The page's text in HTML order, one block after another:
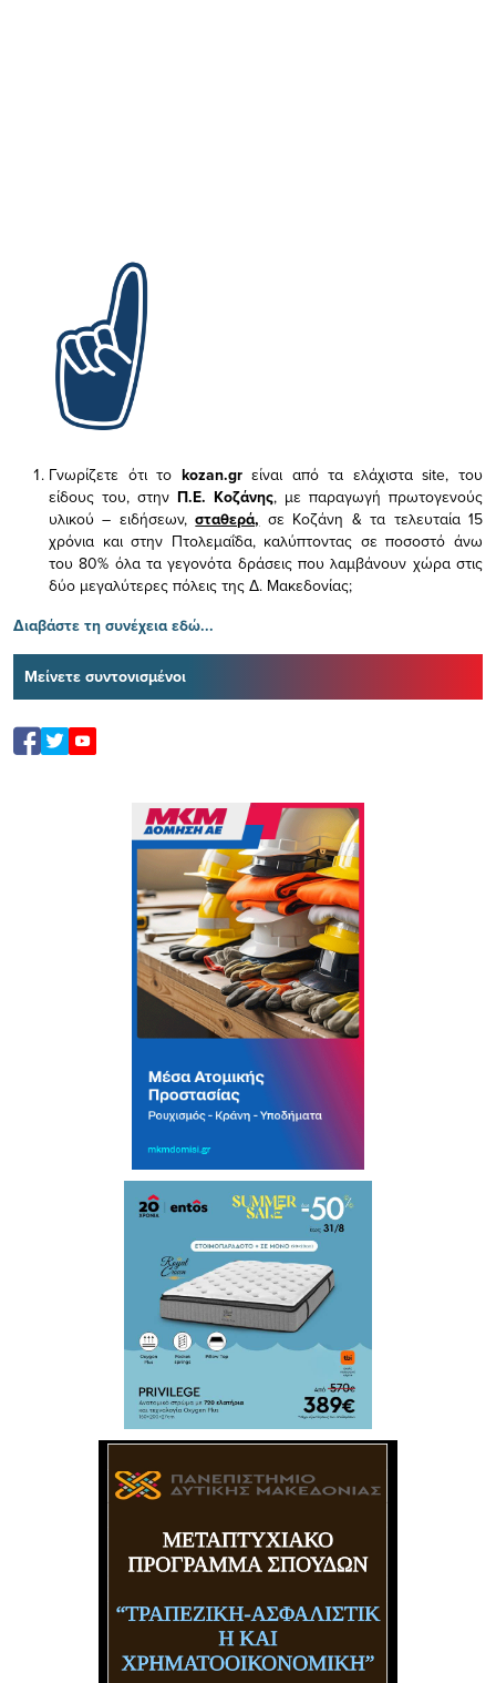
Γνωρίζετε ότι το kozan.gr είναι από τα ελάχισταsite, του
είδους του, στην Π.Ε. Κοζάνης, με παραγωγή πρωτογενούς
υλικού – ειδήσεων,σταθερά, σε Κοζάνη & τα τελευταία 15
χρόνια και στην Πτολεμαΐδα, καλύπτοντας σε ποσοστό άνω
του 80% όλα τα γεγονότα δράσεις που λαμβάνουν χώρα στις
δύο μεγαλύτερες πόλεις της Δ. Μακεδονίας;
Διαβάστε τη συνέχεια εδώ...
Μείνετε συντονισμένοι